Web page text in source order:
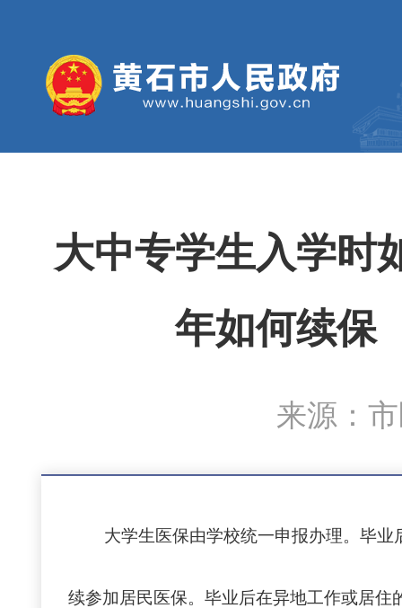
大中专学生入学时
年如何续保
来源：
大学生医保由学校统一申报办理。毕
续参加居民医保。毕业后在异地工作或居